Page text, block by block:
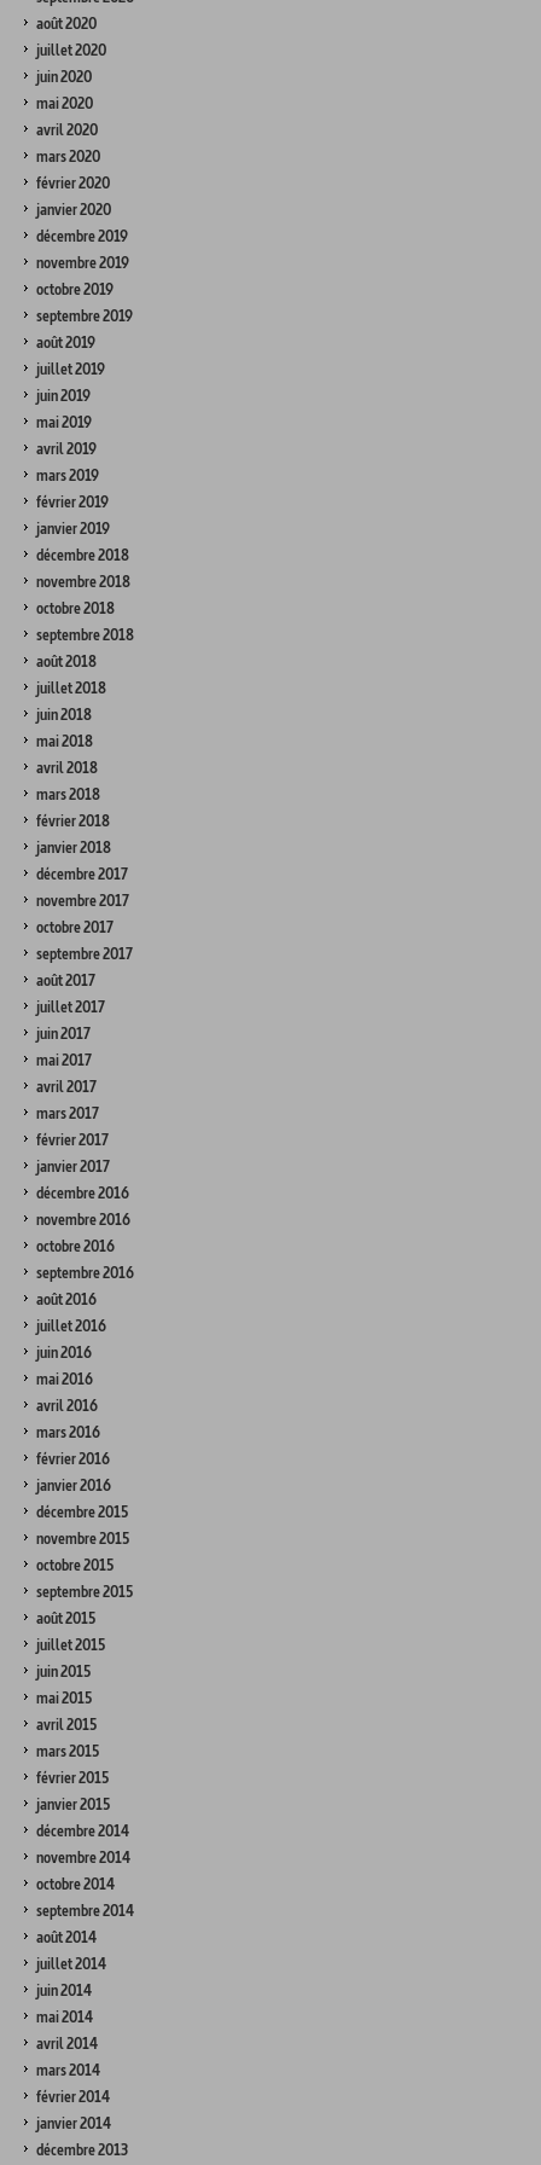
août 2020
juillet 2020
juin 2020
mai 2020
avril 2020
mars 2020
février 2020
janvier 2020
décembre 2019
novembre 2019
octobre 2019
septembre 2019
août 2019
juillet 2019
juin 2019
mai 2019
avril 2019
mars 2019
février 2019
janvier 2019
décembre 2018
novembre 2018
octobre 2018
septembre 2018
août 2018
juillet 2018
juin 2018
mai 2018
avril 2018
mars 2018
février 2018
janvier 2018
décembre 2017
novembre 2017
octobre 2017
septembre 2017
août 2017
juillet 2017
juin 2017
mai 2017
avril 2017
mars 2017
février 2017
janvier 2017
décembre 2016
novembre 2016
octobre 2016
septembre 2016
août 2016
juillet 2016
juin 2016
mai 2016
avril 2016
mars 2016
février 2016
janvier 2016
décembre 2015
novembre 2015
octobre 2015
septembre 2015
août 2015
juillet 2015
juin 2015
mai 2015
avril 2015
mars 2015
février 2015
janvier 2015
décembre 2014
novembre 2014
octobre 2014
septembre 2014
août 2014
juillet 2014
juin 2014
mai 2014
avril 2014
mars 2014
février 2014
janvier 2014
décembre 2013